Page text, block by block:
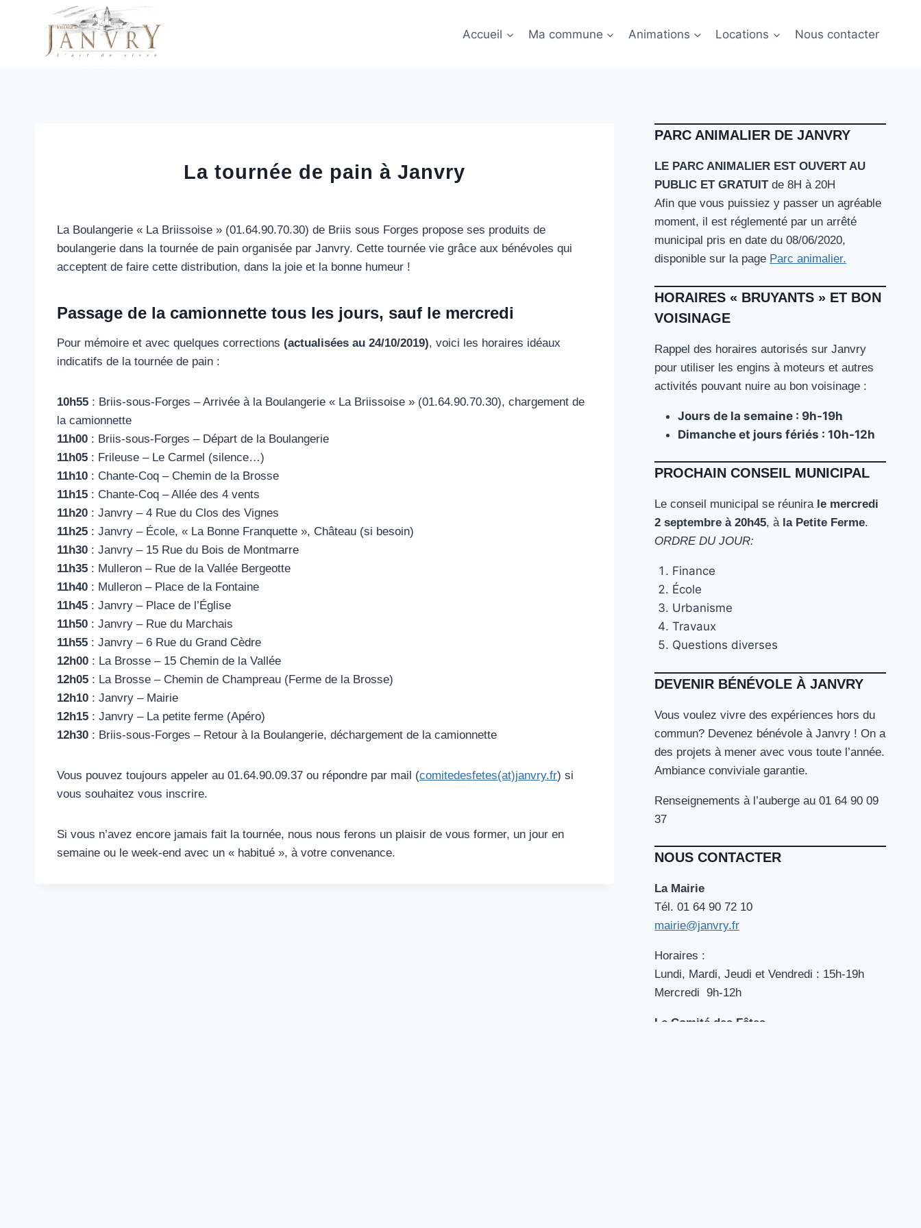
Accueil Ma commune Animations Locations Nous contacter
La tournée de pain à Janvry
La Boulangerie « La Briissoise » (01.64.90.70.30) de Briis sous Forges propose ses produits de
boulangerie dans la tournée de pain organisée par Janvry. Cette tournée vie grâce aux bénévoles qui
acceptent de faire cette distribution, dans la joie et la bonne humeur !
Passage de la camionnette tous les jours, sauf le mercredi
Pour mémoire et avec quelques corrections (actualisées au 24/10/2019), voici les horaires idéaux
indicatifs de la tournée de pain :
10h55 : Briis-sous-Forges – Arrivée à la Boulangerie « La Briissoise » (01.64.90.70.30), chargement de
la camionnette
11h00 : Briis-sous-Forges – Départ de la Boulangerie
11h05 : Frileuse – Le Carmel (silence…)
11h10 : Chante-Coq – Chemin de la Brosse
11h15 : Chante-Coq – Allée des 4 vents
11h20 : Janvry – 4 Rue du Clos des Vignes
11h25 : Janvry – École, « La Bonne Franquette », Château (si besoin)
11h30 : Janvry – 15 Rue du Bois de Montmarre
11h35 : Mulleron – Rue de la Vallée Bergeotte
11h40 : Mulleron – Place de la Fontaine
11h45 : Janvry – Place de l’Église
11h50 : Janvry – Rue du Marchais
11h55 : Janvry – 6 Rue du Grand Cèdre
12h00 : La Brosse – 15 Chemin de la Vallée
12h05 : La Brosse – Chemin de Champreau (Ferme de la Brosse)
12h10 : Janvry – Mairie
12h15 : Janvry – La petite ferme (Apéro)
12h30 : Briis-sous-Forges – Retour à la Boulangerie, déchargement de la camionnette
Vous pouvez toujours appeler au 01.64.90.09.37 ou répondre par mail (comitedesfetes(at)janvry.fr) si
vous souhaitez vous inscrire.
Si vous n’avez encore jamais fait la tournée, nous nous ferons un plaisir de vous former, un jour en
semaine ou le week-end avec un « habitué », à votre convenance.
PARC ANIMALIER DE JANVRY
LE PARC ANIMALIER EST OUVERT AU
PUBLIC ET GRATUITde 8H à 20H
Afin que vous puissiez y passer un agréable
moment, il est réglementé par un arrêté
municipal pris en date du 08/06/2020,
disponible sur la page Parc animalier.
HORAIRES « BRUYANTS » ET BON
VOISINAGE
Rappel des horaires autorisés sur Janvry
pour utiliser les engins à moteurs et autres
activités pouvant nuire au bon voisinage :
Jours de la semaine : 9h-19h
Dimanche et jours fériés : 10h-12h
PROCHAIN CONSEIL MUNICIPAL
Le conseil municipal se réunira le mercredi
2 septembre à 20h45, à la Petite Ferme.
ORDRE DU JOUR:
Finance
École
Urbanisme
Travaux
Questions diverses
DEVENIR BÉNÉVOLE À JANVRY
Vous voulez vivre des expériences hors du
commun? Devenez bénévole à Janvry ! On a
des projets à mener avec vous toute l’année.
Ambiance conviviale garantie.
Renseignements à l’auberge au 01 64 90 09
37
NOUS CONTACTER
La Mairie
Tél. ‭01 64 90 72 10‬
mairie@janvry.fr
Horaires :
Lundi, Mardi, Jeudi et Vendredi : 15h-19h
Mercredi 9h-12h
Le Comité des Fêtes